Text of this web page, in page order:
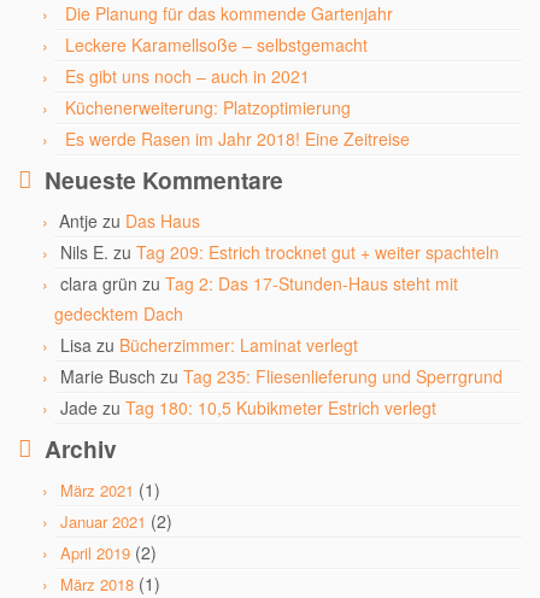
Die Planung für das kommende Gartenjahr
Leckere Karamellsoße – selbstgemacht
Es gibt uns noch – auch in 2021
Küchenerweiterung: Platzoptimierung
Es werde Rasen im Jahr 2018! Eine Zeitreise
Neueste Kommentare
Antje zu Das Haus
Nils E. zu Tag 209: Estrich trocknet gut + weiter spachteln
clara grün zu Tag 2: Das 17-Stunden-Haus steht mit
gedecktem Dach
Lisa zu Bücherzimmer: Laminat verlegt
Marie Busch zu Tag 235: Fliesenlieferung und Sperrgrund
Jade zu Tag 180: 10,5 Kubikmeter Estrich verlegt
Archiv
März 2021 (1)
Januar 2021 (2)
April 2019 (2)
März 2018 (1)